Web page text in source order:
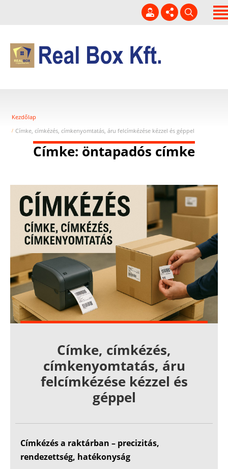
Kapcsolat
kapacitás!
06 20 229-3920
Kezdőlap
Címke, címkézés, címkenyomtatás, áru felcímkézése kézzel és géppel
Címke: öntapadós címke
Címke, címkézés,
címkenyomtatás, áru
felcímkézése kézzel és
géppel
Címkézés a raktárban – precizitás,
rendezettség, hatékonyság